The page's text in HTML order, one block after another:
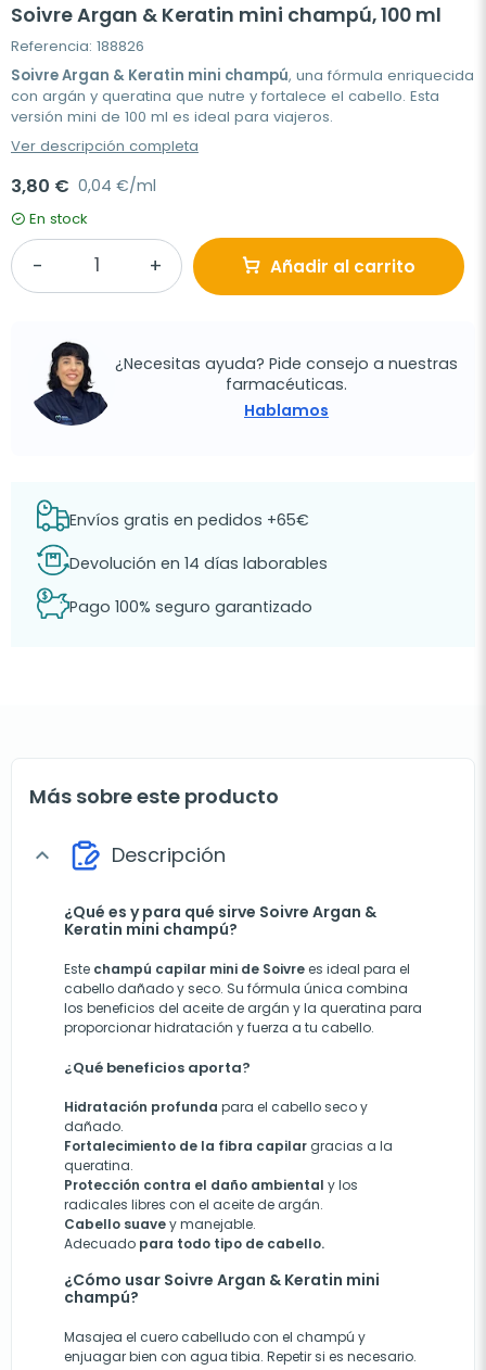
Soivre Argan & Keratin mini champú, 100 ml
Referencia: 188826
Soivre Argan & Keratin mini champú, una fórmula enriquecida
con argán y queratina que nutre y fortalece el cabello. Esta
versión mini de 100 ml es ideal para viajeros.
Ver descripción completa
3,80 € 0,04 €/ml
En stock
Añadir al carrito
¿Necesitas ayuda? Pide consejo a nuestras
farmacéuticas.
Hablamos
Envíos gratis en pedidos +65€
Devolución en 14 días laborables
Pago 100% seguro garantizado
Más sobre este producto
expand_more Descripción
¿Qué es y para qué sirve Soivre Argan &
Keratin mini champú?
Este champú capilar mini de Soivrees ideal para el
cabello dañado y seco. Su fórmula única combina
los beneficios del aceite de argán y la queratina para
proporcionar hidratación y fuerza a tu cabello.
¿Qué beneficios aporta?
Hidratación profunda para el cabello seco y
dañado.
Fortalecimiento de la fibra capilar gracias a la
queratina.
Protección contra el daño ambiental y los
radicales libres con el aceite de argán.
Cabello suavey manejable.
Adecuado para todo tipo de cabello.
¿Cómo usar Soivre Argan & Keratin mini
champú?
Masajea el cuero cabelludo con el champú y
enjuagar bien con agua tibia. Repetir si es necesario.